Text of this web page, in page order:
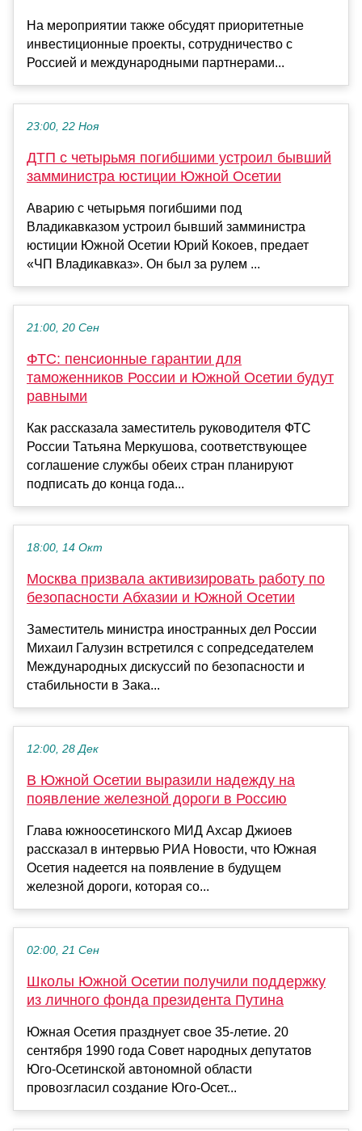
На мероприятии также обсудят приоритетные
инвестиционные проекты, сотрудничество с
Россией и международными партнерами...
23:00, 22 Ноя
ДТП с четырьмя погибшими устроил бывший
замминистра юстиции Южной Осетии
Аварию с четырьмя погибшими под
Владикавказом устроил бывший замминистра
юстиции Южной Осетии Юрий Кокоев, предает
«ЧП Владикавказ». Он был за рулем ...
21:00, 20 Сен
ФТС: пенсионные гарантии для
таможенников России и Южной Осетии будут
равными
Как рассказала заместитель руководителя ФТС
России Татьяна Меркушова, соответствующее
соглашение службы обеих стран планируют
подписать до конца года...
18:00, 14 Окт
Москва призвала активизировать работу по
безопасности Абхазии и Южной Осетии
Заместитель министра иностранных дел России
Михаил Галузин встретился с сопредседателем
Международных дискуссий по безопасности и
стабильности в Зака...
12:00, 28 Дек
В Южной Осетии выразили надежду на
появление железной дороги в Россию
Глава южноосетинского МИД Ахсар Джиоев
рассказал в интервью РИА Новости, что Южная
Осетия надеется на появление в будущем
железной дороги, которая со...
02:00, 21 Сен
Школы Южной Осетии получили поддержку
из личного фонда президента Путина
Южная Осетия празднует свое 35-летие. 20
сентября 1990 года Совет народных депутатов
Юго-Осетинской автономной области
провозгласил создание Юго-Осет...